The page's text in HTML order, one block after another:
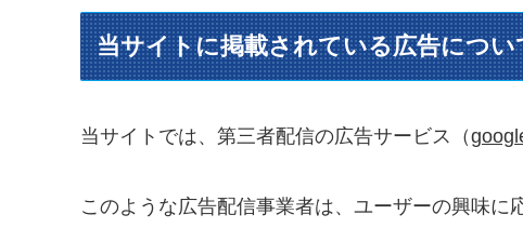
当サイトに掲載されている広告につい
当サイトでは、第三者配信の広告サービス（
このような広告配信事業者は、ユーザーの興味